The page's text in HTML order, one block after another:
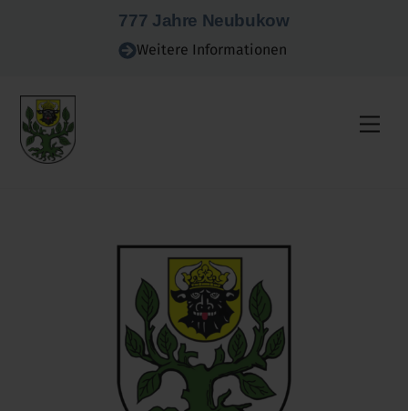
777 Jahre Neubukow
Weitere Informationen